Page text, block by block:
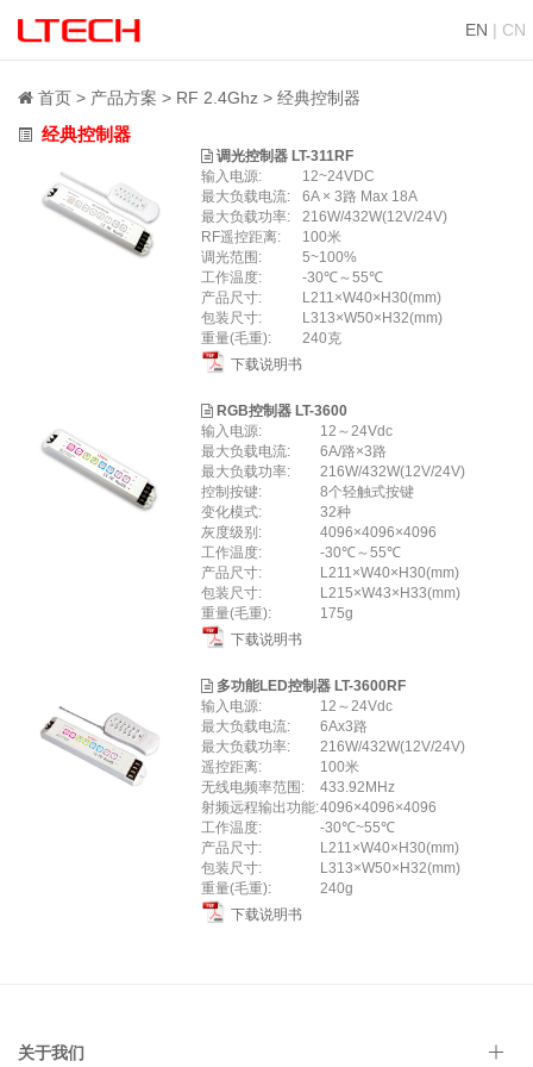
EN | CN
首页 产品方案 RF 2.4Ghz 经典控制器
经典控制器
调光控制器 LT-311RF
输入电源:
12~24VDC
最大负载电流:
6A × 3路 Max 18A
最大负载功率:
216W/432W(12V/24V)
RF遥控距离:
100米
调光范围:
5~100%
工作温度:
-30℃～55℃
产品尺寸:
L211×W40×H30(mm)
包装尺寸:
L313×W50×H32(mm)
重量(毛重):
240克
下载说明书
RGB控制器 LT-3600
输入电源:
12～24Vdc
最大负载电流:
6A/路×3路
最大负载功率:
216W/432W(12V/24V)
控制按键:
8个轻触式按键
变化模式:
32种
灰度级别:
4096×4096×4096
工作温度:
-30℃～55℃
产品尺寸:
L211×W40×H30(mm)
包装尺寸:
L215×W43×H33(mm)
重量(毛重):
175g
下载说明书
多功能LED控制器 LT-3600RF
输入电源:
12～24Vdc
最大负载电流:
6Ax3路
最大负载功率:
216W/432W(12V/24V)
遥控距离:
100米
无线电频率范围:
433.92MHz
射频远程输出功能:4096×4096×4096
工作温度:
-30℃~55℃
产品尺寸:
L211×W40×H30(mm)
包装尺寸:
L313×W50×H32(mm)
重量(毛重):
240g
下载说明书
关于我们